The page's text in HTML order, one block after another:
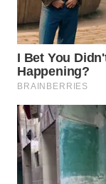
Quais
Brasil?
O molho pode
manteiga,
levemente,
equilibrado
Se quiser uma